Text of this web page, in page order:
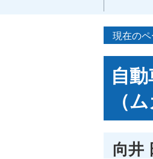
現在のペ
自
（
向井